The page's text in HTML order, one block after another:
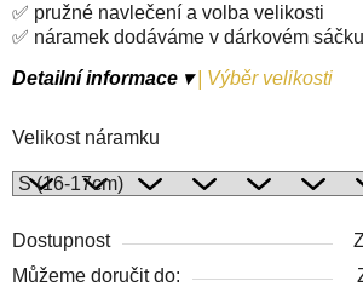
✅ pružné navlečení a volba velikosti
✅ náramek dodáváme v dárkovém sáčku
Detailní informace ▾
Výběr velikosti
Velikost náramku
Dostupnost
Můžeme doručit do: